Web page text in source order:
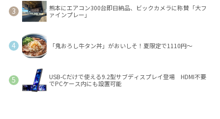
熊本にエアコン300台即日納品、ビックカメラに称賛「大フ
ァインプレー」
「鬼おろし牛タン丼」がおいしそ！夏限定で1110円～
USB-Cだけで使える9.2型サブディスプレイ登場 HDMI不要
でPCケース内にも設置可能